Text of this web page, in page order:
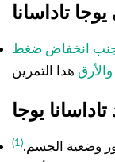
انخفاض ضغط
والأرق
وضعية الجسم.(1)